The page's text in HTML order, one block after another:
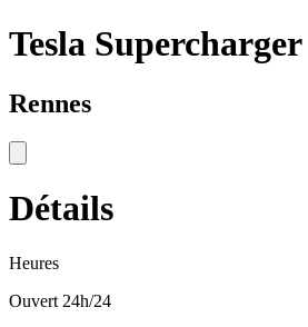
Tesla Supercharger
Rennes
Détails
Heures
Ouvert 24h/24